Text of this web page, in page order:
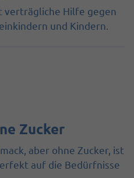
verträgliche Hilfe gegen
und Kindern.
Zucker
aber ohne Zucker, ist
auf die Bedürfnisse